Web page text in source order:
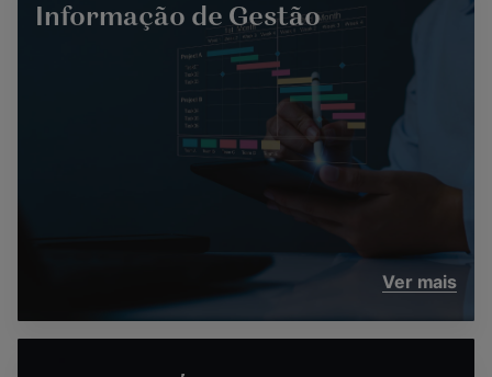
Informação de Gestão
Ver mais